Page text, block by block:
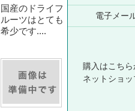
国産のドライフ
ルーツはとても
希少です....
電子メー
購入はこちら
ネットショッ